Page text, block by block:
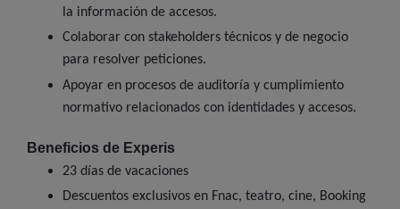
la información de accesos.
Colaborar con stakeholders técnicos y de negocio
para resolver peticiones.
Apoyar en procesos de auditoría y cumplimiento
normativo relacionados con identidades y accesos.
Beneficios de Experis
23 días de vacaciones
Descuentos exclusivos en Fnac, teatro, cine, Booking